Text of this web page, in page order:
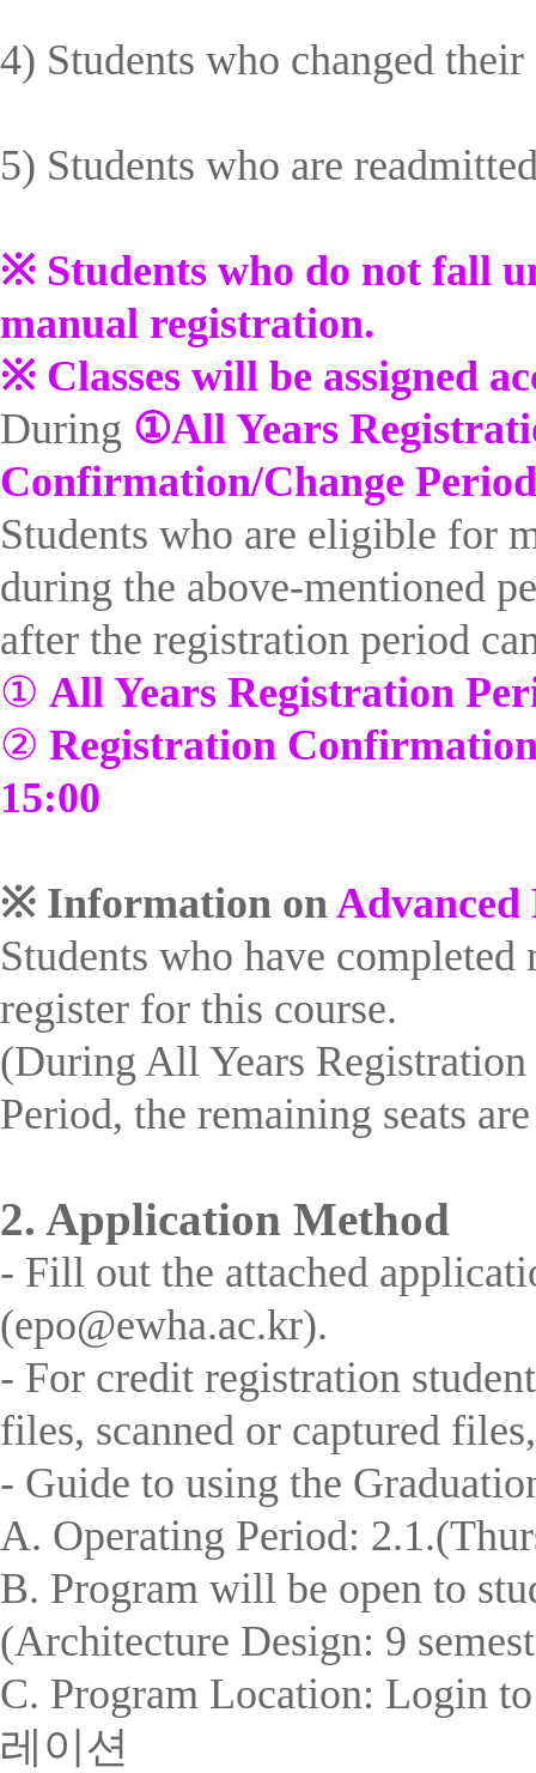
4) Students who changed
5) Students who are
※ Students who do not fall
manual registration.
※ Classes will be assigned
During ①All Years
Confirmation/Change Period
Students who are eligible for
during the above-mentioned
after the registration period
① All Years Registration
② Registration
15:00
※ Information on Advanced
Students who have completed
register for this course.
(During All Years
Period, the remaining seats
2. Application Method
- Fill out the attached
(epo@ewha.ac.kr).
- For credit registration
files, scanned or captured
- Guide to using the
A. Operating Period:
B. Program will be open to
(Architecture Design: 9
C. Program Location: Login
레이션